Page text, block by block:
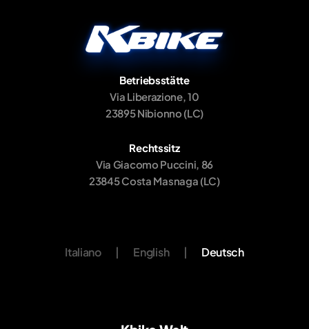
Betriebsstätte
Via Liberazione, 10
23895 Nibionno (LC)
Rechtssitz
Via Giacomo Puccini, 86
23845 Costa Masnaga (LC)
Italiano | English | Deutsch